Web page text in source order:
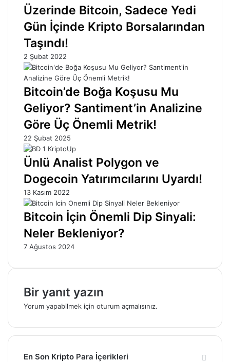
Üzerinde Bitcoin, Sadece Yedi
Gün İçinde Kripto Borsalarından
Taşındı!
2 Şubat 2022
Bitcoin’de Boğa Koşusu Mu
Geliyor? Santiment’in Analizine
Göre Üç Önemli Metrik!
22 Şubat 2025
Ünlü Analist Polygon ve
Dogecoin Yatırımcılarını Uyardı!
13 Kasım 2022
Bitcoin İçin Önemli Dip Sinyali:
Neler Bekleniyor?
7 Ağustos 2024
Bir yanıt yazın
Yorum yapabilmek için oturum açmalısınız.
En Son Kripto Para İçerikleri